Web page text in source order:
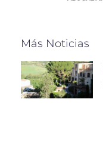
Más Noticias